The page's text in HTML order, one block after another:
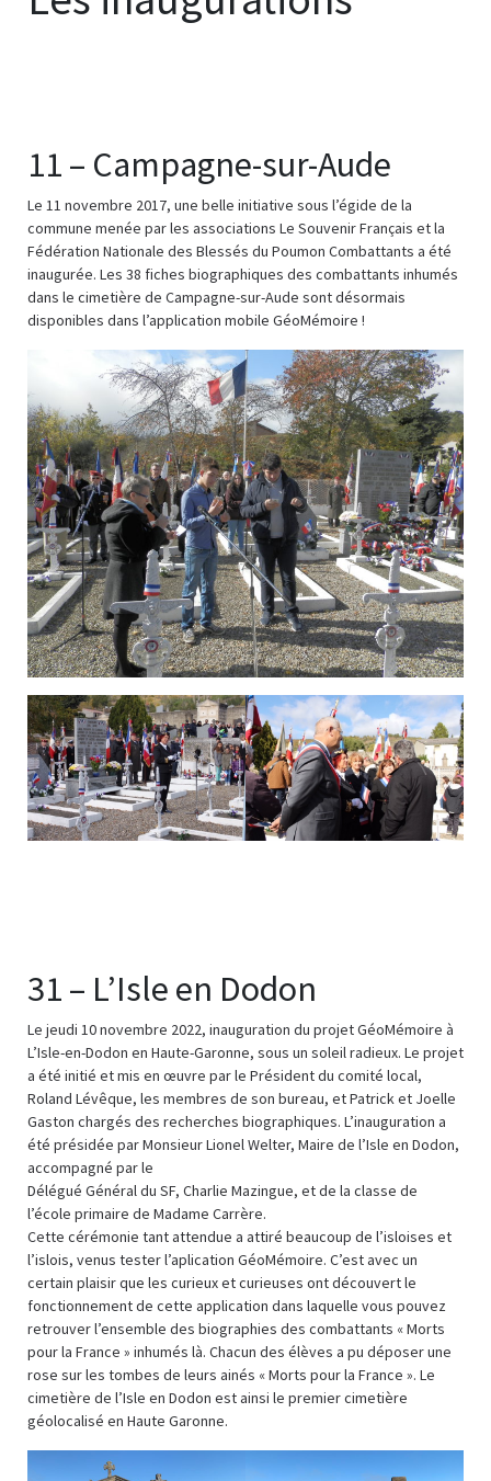
11 – Campagne-sur-Aude
Le 11 novembre 2017, une belle initiative sous l’égide de la
commune menée par les associations Le Souvenir Français et la
Fédération Nationale des Blessés du Poumon Combattants a été
inaugurée. Les 38 fiches biographiques des combattants inhumés
dans le cimetière de Campagne-sur-Aude sont désormais
disponibles dans l’application mobile GéoMémoire !
31 – L’Isle en Dodon
Le jeudi 10 novembre 2022, inauguration du projet GéoMémoire à
L’Isle-en-Dodon en Haute-Garonne, sous un soleil radieux. Le projet
a été initié et mis en œuvre par le Président du comité local,
Roland Lévêque, les membres de son bureau, et Patrick et Joelle
Gaston chargés des recherches biographiques. L’inauguration a
été présidée par Monsieur Lionel Welter, Maire de l’Isle en Dodon,
accompagné par le
Délégué Général du SF, Charlie Mazingue, et de la classe de
l’école primaire de Madame Carrère.
Cette cérémonie tant attendue a attiré beaucoup de l’isloises et
l’islois, venus tester l’aplication GéoMémoire. C’est avec un
certain plaisir que les curieux et curieuses ont découvert le
fonctionnement de cette application dans laquelle vous pouvez
retrouver l’ensemble des biographies des combattants « Morts
pour la France » inhumés là. Chacun des élèves a pu déposer une
rose sur les tombes de leurs ainés « Morts pour la France ». Le
cimetière de l’Isle en Dodon est ainsi le premier cimetière
géolocalisé en Haute Garonne.